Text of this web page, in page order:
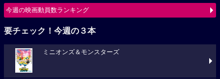
今週の映画動員数ランキング
要チェック！今週の３本
ミニオンズ＆モンスターズ